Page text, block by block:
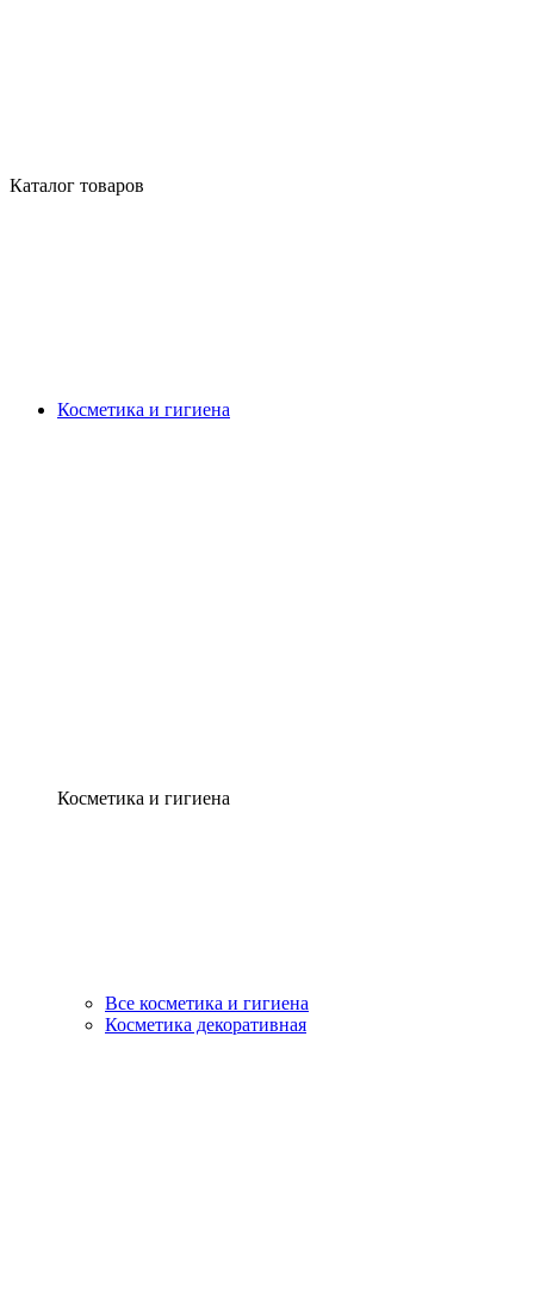
Каталог товаров
Косметика и гигиена
Косметика и гигиена
Все косметика и гигиена
Косметика декоративная